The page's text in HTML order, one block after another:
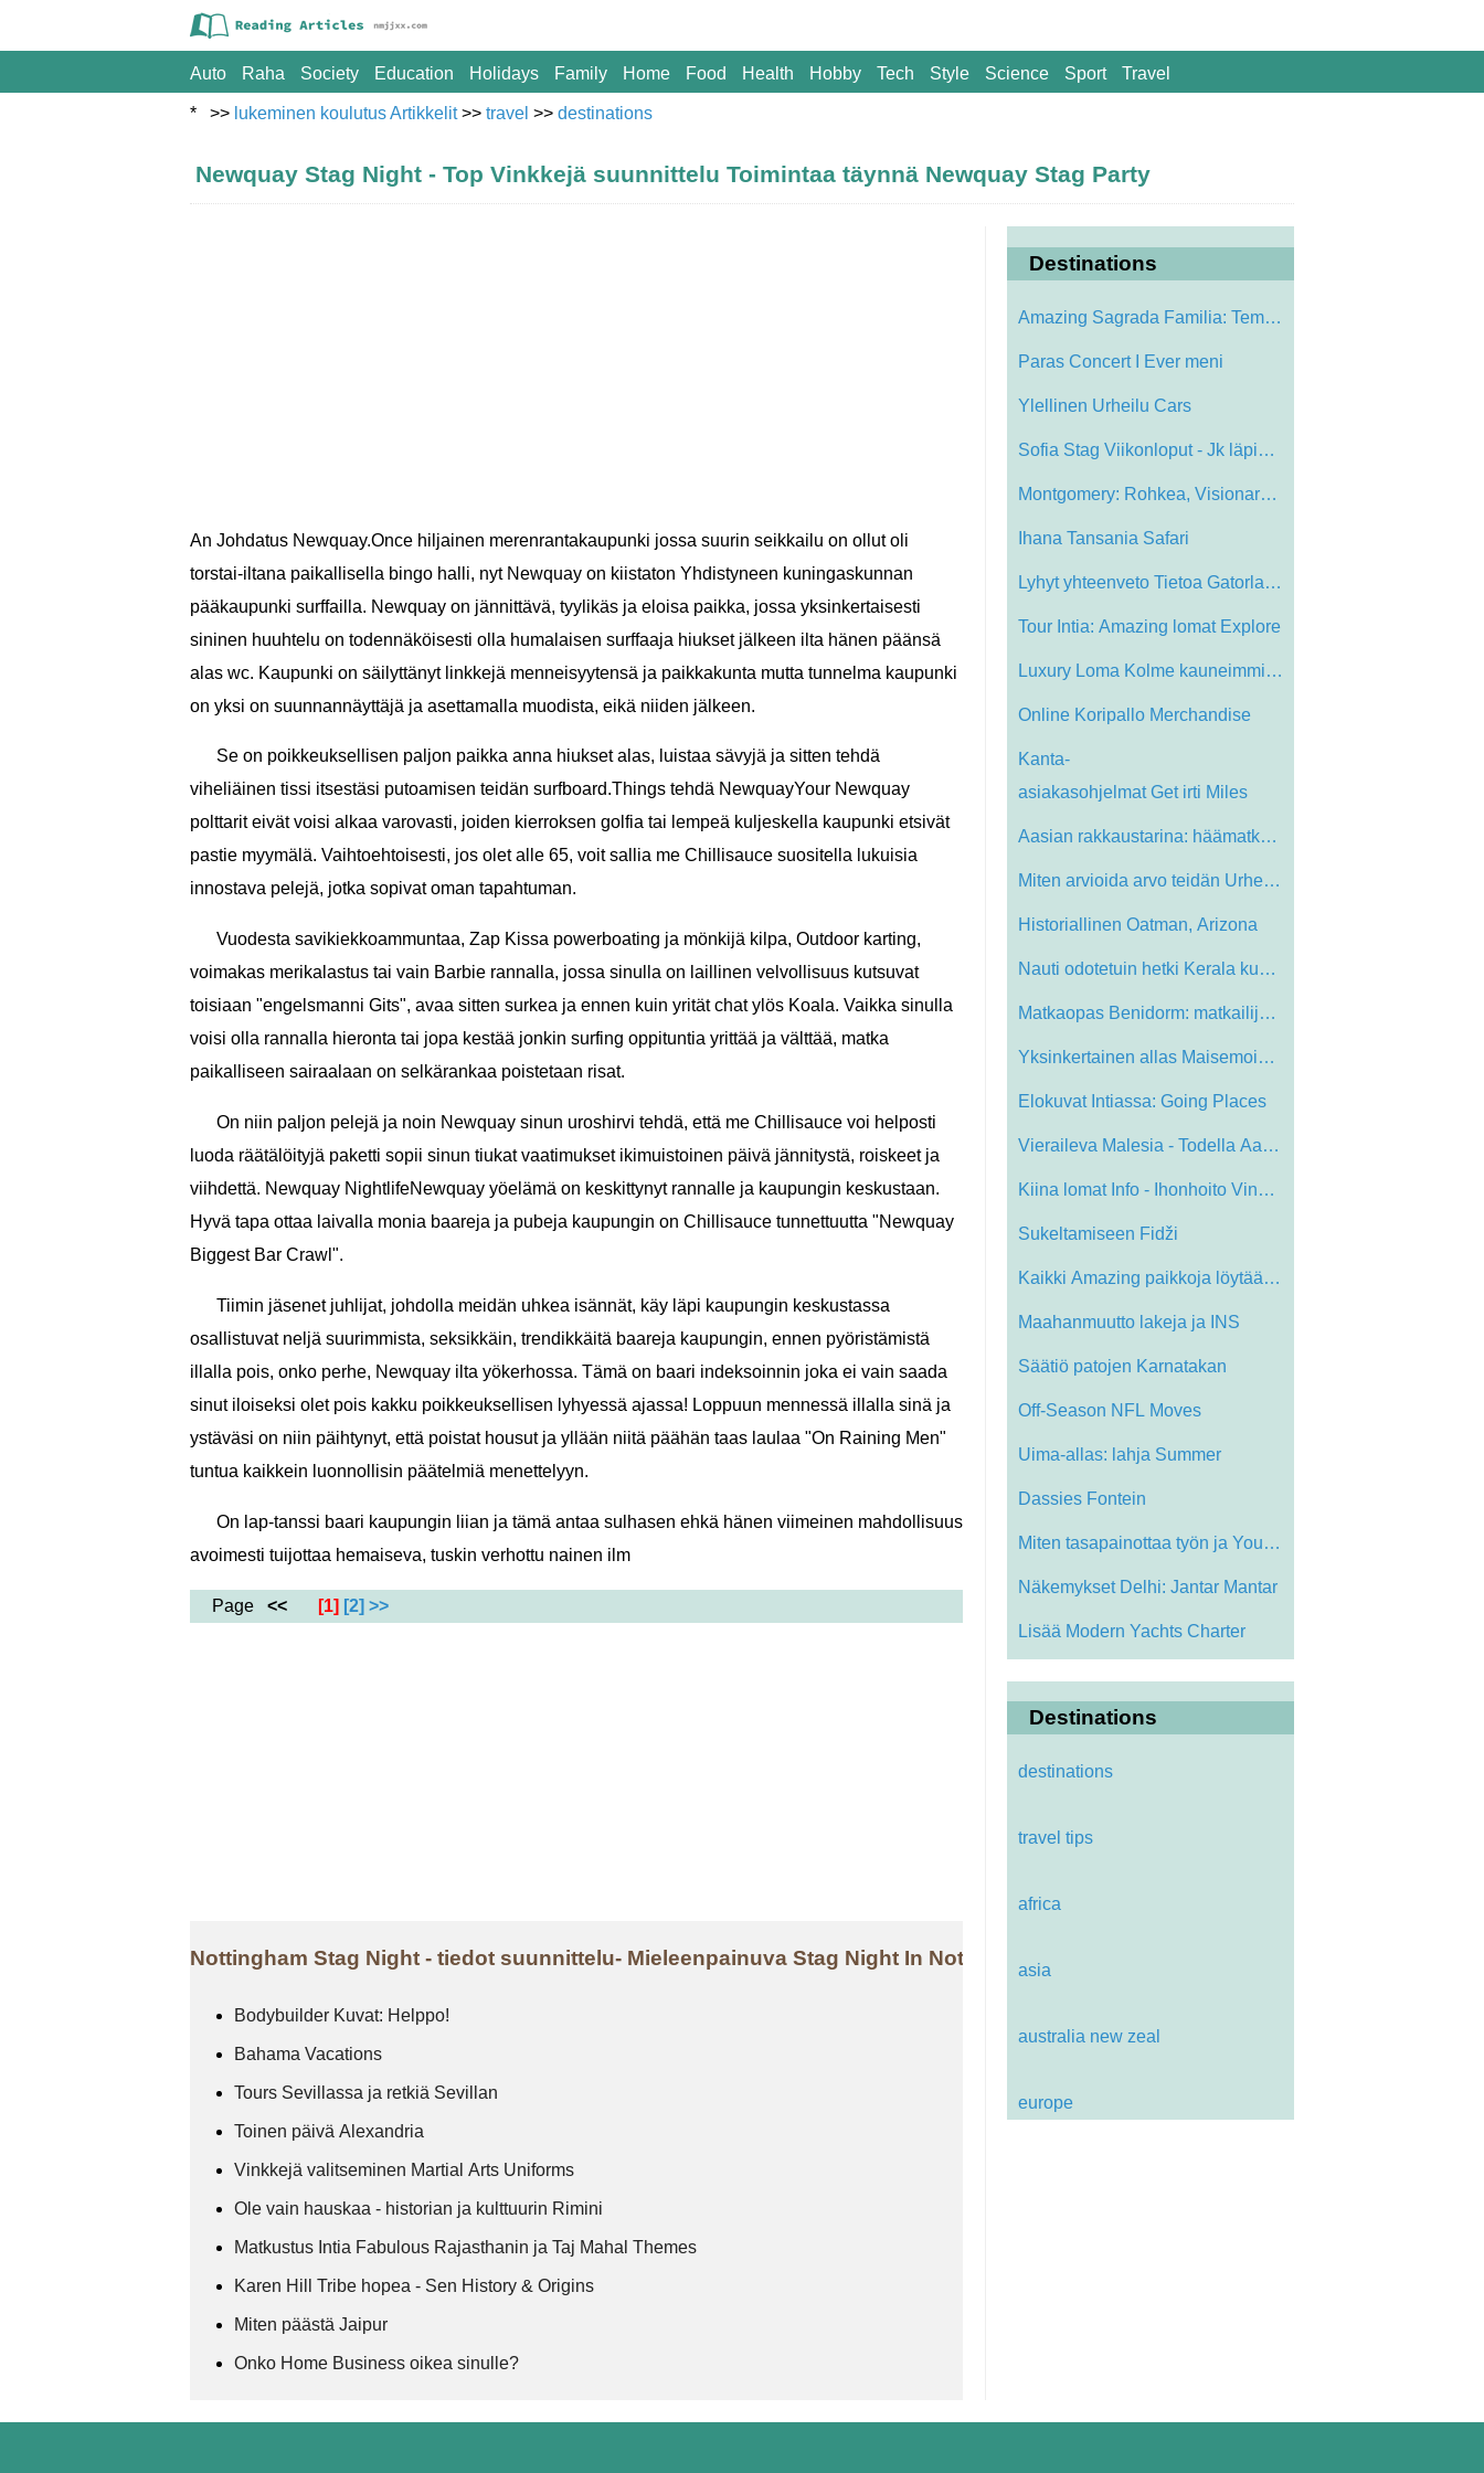
Auto Raha Society Education Holidays Family Home Food Health Hobby Tech Style Science Sport Travel
* >> lukeminen koulutus Artikkelit>> travel >> destinations
Newquay Stag Night - Top Vinkkejä suunnittelu Toimintaa täynnä Newquay Stag Party
An Johdatus Newquay.Once hiljainen merenrantakaupunki jossa suurin seikkailu on ollut oli
torstai-iltana paikallisella bingo halli, nyt Newquay on kiistaton Yhdistyneen kuningaskunnan
pääkaupunki surffailla. Newquay on jännittävä, tyylikäs ja eloisa paikka, jossa yksinkertaisesti
sininen huuhtelu on todennäköisesti olla humalaisen surffaaja hiukset jälkeen ilta hänen päänsä
alas wc. Kaupunki on säilyttänyt linkkejä menneisyytensä ja paikkakunta mutta tunnelma kaupunki
on yksi on suunnannäyttäjä ja asettamalla muodista, eikä niiden jälkeen.
Se on poikkeuksellisen paljon paikka anna hiukset alas, luistaa sävyjä ja sitten tehdä
viheliäinen tissi itsestäsi putoamisen teidän surfboard.Things tehdä NewquayYour Newquay
polttarit eivät voisi alkaa varovasti, joiden kierroksen golfia tai lempeä kuljeskella kaupunki etsivät
pastie myymälä. Vaihtoehtoisesti, jos olet alle 65, voit sallia me Chillisauce suositella lukuisia
innostava pelejä, jotka sopivat oman tapahtuman.
Vuodesta savikiekkoammuntaa, Zap Kissa powerboating ja mönkijä kilpa, Outdoor karting,
voimakas merikalastus tai vain Barbie rannalla, jossa sinulla on laillinen velvollisuus kutsuvat
toisiaan "engelsmanni Gits", avaa sitten surkea ja ennen kuin yrität chat ylös Koala. Vaikka sinulla
voisi olla rannalla hieronta tai jopa kestää jonkin surfing oppituntia yrittää ja välttää, matka
paikalliseen sairaalaan on selkärankaa poistetaan risat.
On niin paljon pelejä ja noin Newquay sinun uroshirvi tehdä, että me Chillisauce voi helposti
luoda räätälöityjä paketti sopii sinun tiukat vaatimukset ikimuistoinen päivä jännitystä, roiskeet ja
viihdettä. Newquay NightlifeNewquay yöelämä on keskittynyt rannalle ja kaupungin keskustaan.
Hyvä tapa ottaa laivalla monia baareja ja pubeja kaupungin on Chillisauce tunnettuutta "Newquay
Biggest Bar Crawl".
Tiimin jäsenet juhlijat, johdolla meidän uhkea isännät, käy läpi kaupungin keskustassa
osallistuvat neljä suurimmista, seksikkäin, trendikkäitä baareja kaupungin, ennen pyöristämistä
illalla pois, onko perhe, Newquay ilta yökerhossa. Tämä on baari indeksoinnin joka ei vain saada
sinut iloiseksi olet pois kakku poikkeuksellisen lyhyessä ajassa! Loppuun mennessä illalla sinä ja
ystäväsi on niin päihtynyt, että poistat housut ja yllään niitä päähän taas laulaa "On Raining Men"
tuntua kaikkein luonnollisin päätelmiä menettelyyn.
On lap-tanssi baari kaupungin liian ja tämä antaa sulhasen ehkä hänen viimeinen mahdollisuus
avoimesti tuijottaa hemaiseva, tuskin verhottu nainen ilm
Page << [1] [2] >>
Nottingham Stag Night - tiedot suunnittelu- Mieleenpainuva Stag Night In Nottingham
Bodybuilder Kuvat: Helppo!
Bahama Vacations
Tours Sevillassa ja retkiä Sevillan
Toinen päivä Alexandria
Vinkkejä valitseminen Martial Arts Uniforms
Ole vain hauskaa - historian ja kulttuurin Rimini
Matkustus Intia Fabulous Rajasthanin ja Taj Mahal Themes
Karen Hill Tribe hopea - Sen History & Origins
Miten päästä Jaipur
Onko Home Business oikea sinulle?
Destinations
Amazing Sagrada Familia: Temple Antoni G…
Paras Concert I Ever meni
Ylellinen Urheilu Cars
Sofia Stag Viikonloput - Jk läpikotaisi…
Montgomery: Rohkea, Visionary ja Rebelli…
Ihana Tansania Safari
Lyhyt yhteenveto Tietoa Gatorland Liput …
Tour Intia: Amazing lomat Explore
Luxury Loma Kolme kauneimmista paikoista…
Online Koripallo Merchandise
Kanta-
asiakasohjelmat Get irti Miles
Aasian rakkaustarina: häämatkakohteena…
Miten arvioida arvo teidän Urheilu kerä…
Historiallinen Oatman, Arizona
Nauti odotetuin hetki Kerala kuherruskuu…
Matkaopas Benidorm: matkailijoille, jotk…
Yksinkertainen allas Maisemointi Ideas
Elokuvat Intiassa: Going Places
Vieraileva Malesia - Todella Aasia
Kiina lomat Info - Ihonhoito Vinkkejä L…
Sukeltamiseen Fidži
Kaikki Amazing paikkoja löytää Mene a…
Maahanmuutto lakeja ja INS
Säätiö patojen Karnatakan
Off-Season NFL Moves
Uima-allas: lahja Summer
Dassies Fontein
Miten tasapainottaa työn ja Your Life W…
Näkemykset Delhi: Jantar Mantar
Lisää Modern Yachts Charter
Destinations
destinations
travel tips
africa
asia
australia new zeal
europe